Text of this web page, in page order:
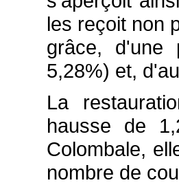
les reçoit non
grâce,
5,28%) et,
La
hausse de
Colombale,
nombre de